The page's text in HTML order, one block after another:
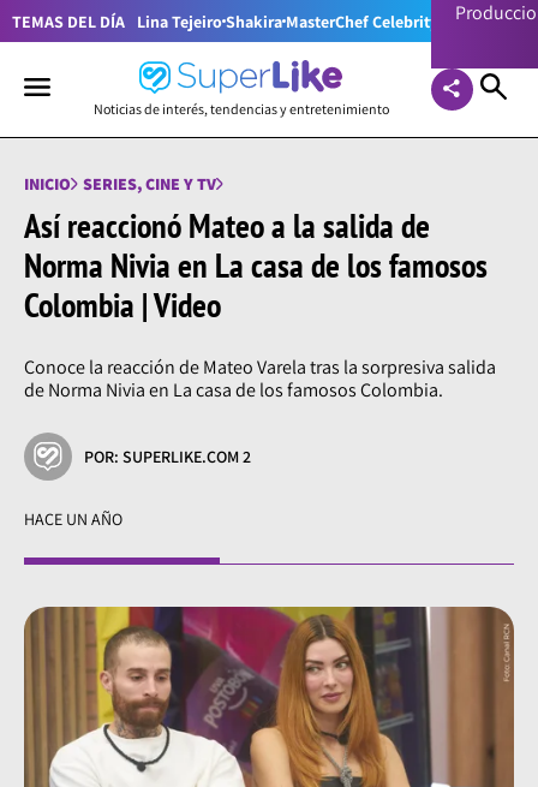
TEMAS DEL DÍA Lina TejeiroShakira MasterChef Celebrity Colombia
Noticias de interés, tendencias y entretenimiento
INICIO SERIES, CINE Y TV
Así reaccionó Mateo a la salida de
Norma Nivia en La casa de los famosos
Colombia | Video
Conoce la reacción de Mateo Varela tras la sorpresiva salida
de Norma Nivia en La casa de los famosos Colombia.
POR: SUPERLIKE.COM 2
HACE UN AÑO